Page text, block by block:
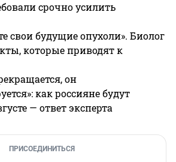
срочно усилить
свои будущие опухоли». Биолог
которые приводят к
он
как россияне будут
— ответ эксперта
ПРИСОЕДИНИТЬСЯ